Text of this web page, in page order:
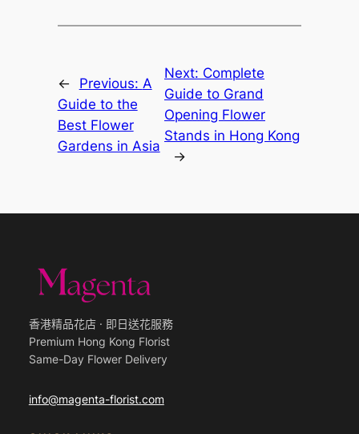
← Previous: A
Guide to the
Best Flower
Gardens in Asia
Next: Complete
Guide to Grand
Opening Flower
Stands in Hong Kong
→
香港精品花店 · 即日送花服務
Premium Hong Kong Florist
Same-Day Flower Delivery
info@magenta-florist.com